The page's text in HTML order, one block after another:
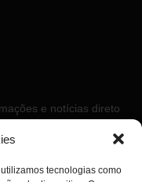
tecnologias como
e notícias direto